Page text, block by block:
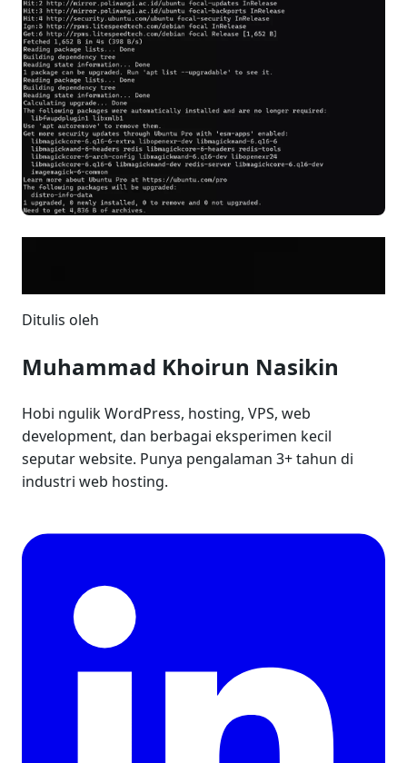
Ditulis oleh
Muhammad Khoirun Nasikin
Hobi ngulik WordPress, hosting, VPS, web
development, dan berbagai eksperimen kecil
seputar website. Punya pengalaman 3+ tahun di
industri web hosting.